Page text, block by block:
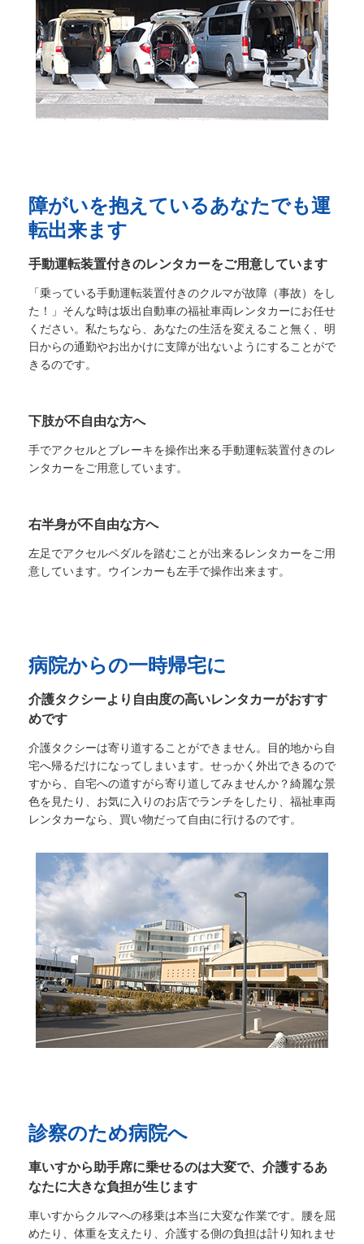
障がいを抱えているあなたでも運
転出来ます
手動運転装置付きのレンタカーをご用意しています
「乗っている手動運転装置付きのクルマが故障（事故）をし
た！」そんな時は坂出自動車の福祉車両レンタカーにお任せ
ください。私たちなら、あなたの生活を変えること無く、明
日からの通勤やお出かけに支障が出ないようにすることがで
きるのです。
下肢が不自由な方へ
手でアクセルとブレーキを操作出来る手動運転装置付きのレ
ンタカーをご用意しています。
右半身が不自由な方へ
左足でアクセルペダルを踏むことが出来るレンタカーをご用
意しています。ウインカーも左手で操作出来ます。
病院からの一時帰宅に
介護タクシーより自由度の高いレンタカーがおすす
めです
介護タクシーは寄り道することができません。目的地から自
宅へ帰るだけになってしまいます。せっかく外出できるので
すから、自宅への道すがら寄り道してみませんか？綺麗な景
色を見たり、お気に入りのお店でランチをしたり、福祉車両
レンタカーなら、買い物だって自由に行けるのです。
診察のため病院へ
車いすから助手席に乗せるのは大変で、介護するあ
なたに大きな負担が生じます
車いすからクルマへの移乗は本当に大変な作業です。腰を屈
めたり、体重を支えたり、介護する側の負担は計り知れませ